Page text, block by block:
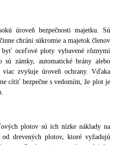
úroveň bezpečnosti majetku. Sú
chráni súkromie a majetok členov
oceľové ploty vybavené rôznymi
sú zámky, automatické brány alebo
viac zvyšuje úroveň ochrany. Vďaka
cítiť bezpečne s vedomím, že plot je
plotov sú ich nízke náklady na
drevených plotov, ktoré vyžadujú